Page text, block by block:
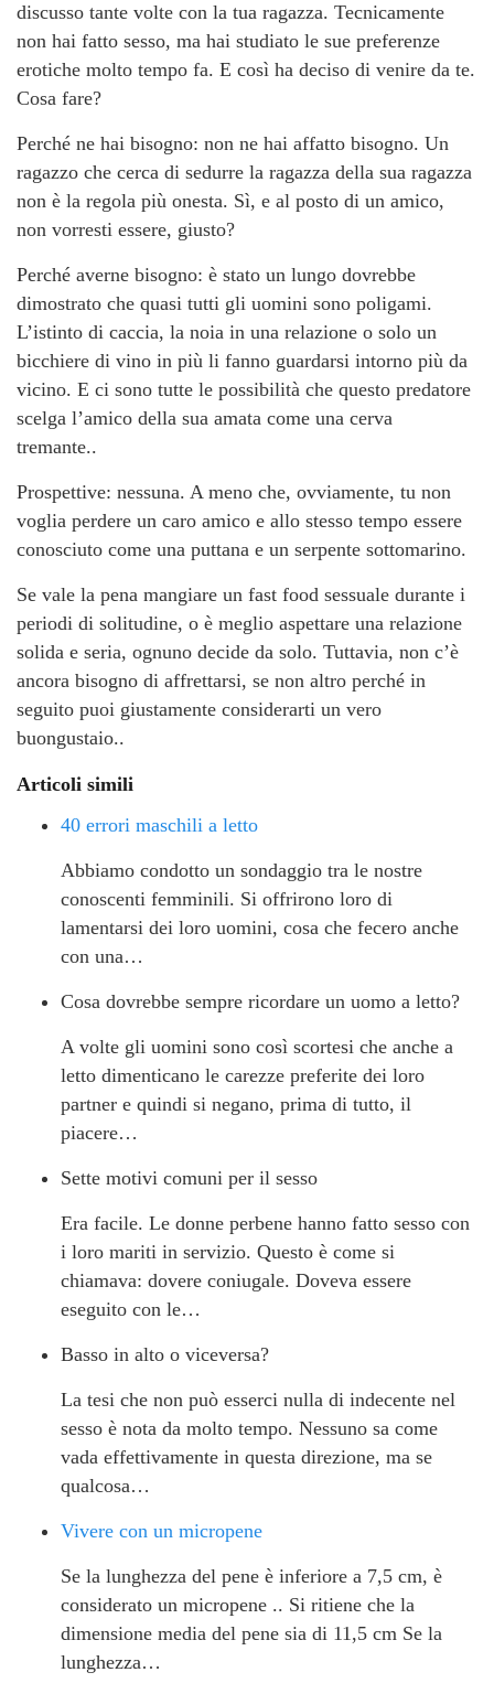
discusso tante volte con la tua ragazza. Tecnicamente
non hai fatto sesso, ma hai studiato le sue preferenze
erotiche molto tempo fa. E così ha deciso di venire da te.
Cosa fare?
Perché ne hai bisogno: non ne hai affatto bisogno. Un
ragazzo che cerca di sedurre la ragazza della sua ragazza
non è la regola più onesta. Sì, e al posto di un amico,
non vorresti essere, giusto?
Perché averne bisogno: è stato un lungo dovrebbe
dimostrato che quasi tutti gli uomini sono poligami.
L’istinto di caccia, la noia in una relazione o solo un
bicchiere di vino in più li fanno guardarsi intorno più da
vicino. E ci sono tutte le possibilità che questo predatore
scelga l’amico della sua amata come una cerva
tremante..
Prospettive: nessuna. A meno che, ovviamente, tu non
voglia perdere un caro amico e allo stesso tempo essere
conosciuto come una puttana e un serpente sottomarino.
Se vale la pena mangiare un fast food sessuale durante i
periodi di solitudine, o è meglio aspettare una relazione
solida e seria, ognuno decide da solo. Tuttavia, non c’è
ancora bisogno di affrettarsi, se non altro perché in
seguito puoi giustamente considerarti un vero
buongustaio..
Articoli simili
40 errori maschili a letto
Abbiamo condotto un sondaggio tra le nostre
conoscenti femminili. Si offrirono loro di
lamentarsi dei loro uomini, cosa che fecero anche
con una…
Cosa dovrebbe sempre ricordare un uomo a letto?
A volte gli uomini sono così scortesi che anche a
letto dimenticano le carezze preferite dei loro
partner e quindi si negano, prima di tutto, il
piacere…
Sette motivi comuni per il sesso
Era facile. Le donne perbene hanno fatto sesso con
i loro mariti in servizio. Questo è come si
chiamava: dovere coniugale. Doveva essere
eseguito con le…
Basso in alto o viceversa?
La tesi che non può esserci nulla di indecente nel
sesso è nota da molto tempo. Nessuno sa come
vada effettivamente in questa direzione, ma se
qualcosa…
Vivere con un micropene
Se la lunghezza del pene è inferiore a 7,5 cm, è
considerato un micropene .. Si ritiene che la
dimensione media del pene sia di 11,5 cm Se la
lunghezza…